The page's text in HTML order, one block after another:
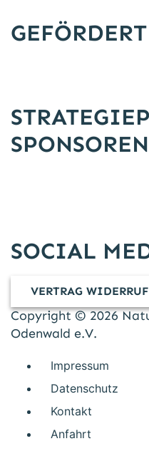
SPONSOREN
SOCIAL
VERTRAG
Copyright © 2026
Odenwald e.V.
Impressum
Datenschutz
Kontakt
Anfahrt